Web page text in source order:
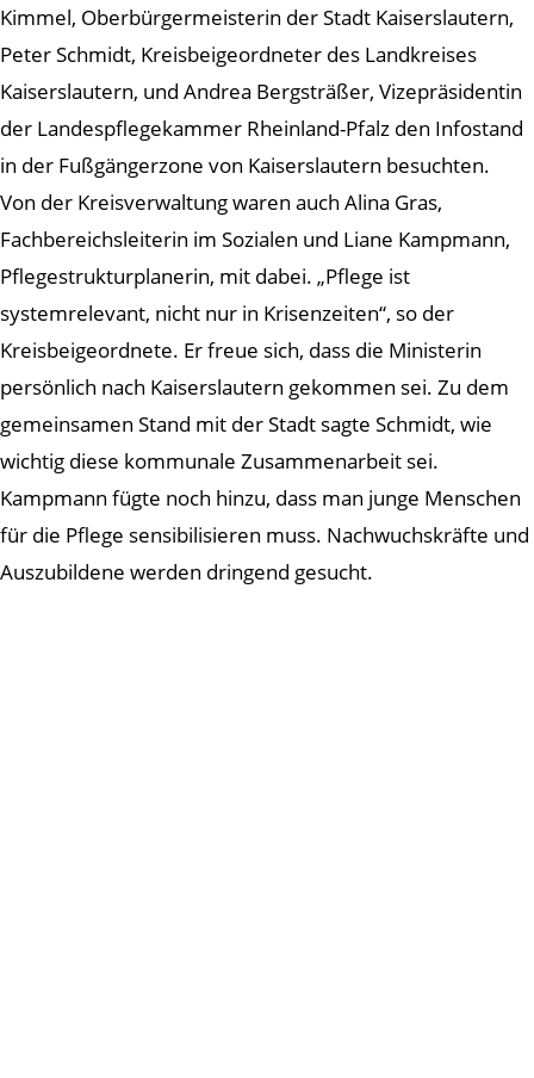
Kimmel, Oberbürgermeisterin der Stadt Kaiserslautern,
Peter Schmidt, Kreisbeigeordneter des Landkreises
Kaiserslautern, und Andrea Bergsträßer, Vizepräsidentin
der Landespflegekammer Rheinland-Pfalz den Infostand
in der Fußgängerzone von Kaiserslautern besuchten.
Von der Kreisverwaltung waren auch Alina Gras,
Fachbereichsleiterin im Sozialen und Liane Kampmann,
Pflegestrukturplanerin, mit dabei. „Pflege ist
systemrelevant, nicht nur in Krisenzeiten“, so der
Kreisbeigeordnete. Er freue sich, dass die Ministerin
persönlich nach Kaiserslautern gekommen sei. Zu dem
gemeinsamen Stand mit der Stadt sagte Schmidt, wie
wichtig diese kommunale Zusammenarbeit sei.
Kampmann fügte noch hinzu, dass man junge Menschen
für die Pflege sensibilisieren muss. Nachwuchskräfte und
Auszubildene werden dringend gesucht.